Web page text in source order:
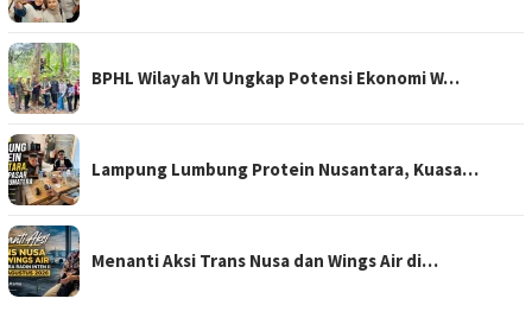
BPHL Wilayah VI Ungkap Potensi Ekonomi W…
Lampung Lumbung Protein Nusantara, Kuasa…
Menanti Aksi Trans Nusa dan Wings Air di…